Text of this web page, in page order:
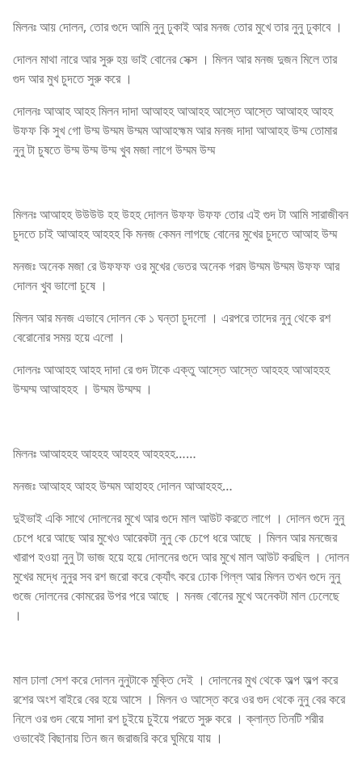
মিলনঃ আয় দোলন, তোর গুদে আমি নুনু ঢুকাই আর মনজ তোর মুখে তার নুনু ঢুকাবে ।
দোলন মাথা নারে আর সুরু হয় ভাই বোনের সেক্স । মিলন আর মনজ দুজন মিলে তার
গুদ আর মুখ চুদতে সুরু করে ।
দোলনঃ আআহ আহহ মিলন দাদা আআহহ আআহহ আস্তে আস্তে আআহহ আহহ
উফফ কি সুখ গো উম্ম উম্মম উম্মম আআহহ্মম আর মনজ দাদা আআহহ উম্ম তোমার
নুনু টা চুষতে উম্ম উম্ম উম্ম খুব মজা লাগে উম্মম উম্ম
মিলনঃ আআহহ উউউউ হহ উহহ দোলন উফফ উফফ তোর এই গুদ টা আমি সারাজীবন
চুদতে চাই আআহহ আহহহ কি মনজ কেমন লাগছে বোনের মুখের চুদতে আআহ উম্ম
মনজঃ অনেক মজা রে উফফফ ওর মুখের ভেতর অনেক গরম উম্মম উম্মম উফফ আর
দোলন খুব ভালো চুষে ।
মিলন আর মনজ এভাবে দোলন কে ১ ঘন্তা চুদলো । এরপরে তাদের নুনু থেকে রশ
বেরোনোর সময় হয়ে এলো ।
দোলনঃ আআহহ আহহ দাদা রে গুদ টাকে এক্তু আস্তে আস্তে আহহহ আআহহহ
উম্মম্ম আআহহহ । উম্মম উম্মম্ম ।
মিলনঃ আআহহহ আহহহ আহহহ আহহহহ……
মনজঃ আআহহ আহহ উম্মম আহাহহ দোলন আআহহহ…
দুইভাই একি সাথে দোলনের মুখে আর গুদে মাল আউট করতে লাগে । দোলন গুদে নুনু
চেপে ধরে আছে আর মুখেও আরেকটা নুনু কে চেপে ধরে আছে । মিলন আর মনজের
খারাপ হওয়া নুনু টা ভাজ হয়ে হয়ে দোলনের গুদে আর মুখে মাল আউট করছিল । দোলন
মুখের মদ্ধে নুনুর সব রশ জরো করে ক্যোঁৎ করে ঢোক গিল্ল আর মিলন তখন গুদে নুনু
গুজে দোলনের কোমরের উপর পরে আছে । মনজ বোনের মুখে অনেকটা মাল ঢেলেছে
।
মাল ঢালা সেশ করে দোলন নুনুটাকে মুক্তি দেই । দোলনের মুখ থেকে অল্প অল্প করে
রশের অংশ বাইরে বের হয়ে আসে । মিলন ও আস্তে করে ওর গুদ থেকে নুনু বের করে
নিলে ওর গুদ বেয়ে সাদা রশ চুইয়ে চুইয়ে পরতে সুরু করে । ক্লান্ত তিনটি শরীর
ওভাবেই বিছানায় তিন জন জরাজরি করে ঘুমিয়ে যায় ।